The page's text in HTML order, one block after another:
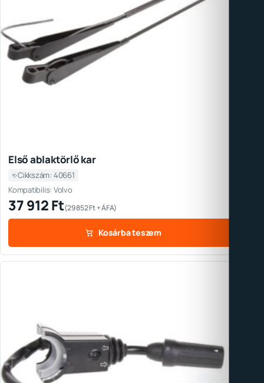
Első ablaktörlő kar
Cikkszám: 40661
Kompatibilis: Volvo
37 912Ft(29 852Ft+ ÁFA)
Kosárba teszem